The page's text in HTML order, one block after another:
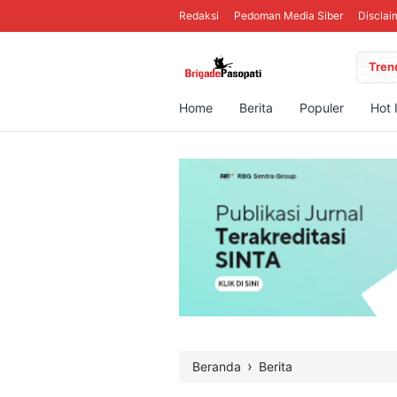
Redaksi Pedoman Media Siber
Home Berita Populer Hot
Beranda › Berita